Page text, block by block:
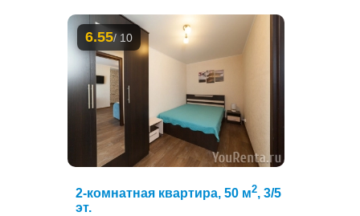
6.55/ 10
2-комнатная квартира, 50 м2, 3/5
эт.